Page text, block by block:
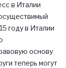
в Италии
году в Италии
основу
теперь могут